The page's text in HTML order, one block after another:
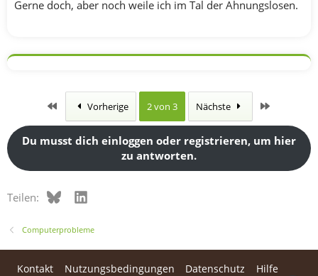
Gerne doch, aber noch weile ich im Tal der Ahnungslosen.
Erste Vorherige 2 von 3 Nächste
Du musst dich einloggen oder registrieren, um hier
zu antworten.
Teilen: BlueskyLinkedIn
Computerprobleme
Kontakt Nutzungsbedingungen Datenschutz Hilfe